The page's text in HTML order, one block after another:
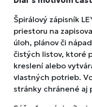
Špirálový zápisník
priestoru na
úloh, plánov či
čistých listov, ktoré
kreslení alebo
vlastných potrieb.
stránky chránené aj